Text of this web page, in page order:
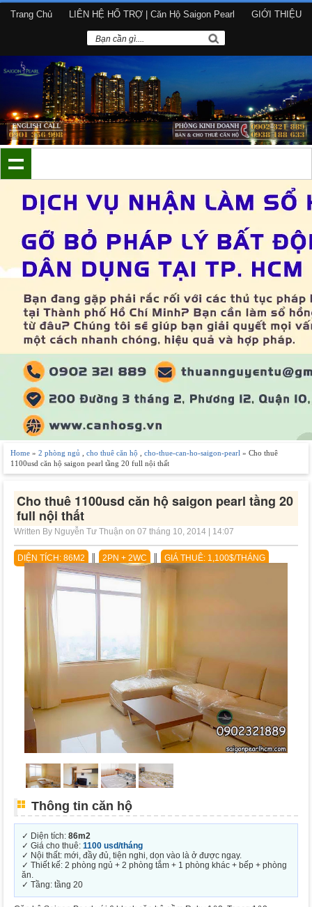
Trang Chủ LIÊN HỆ HỔ TRỢ | Căn Hộ Saigon Pearl GIỚI THIỆU
Home » 2 phòng ngủ cho thuê căn hộ cho-thue-can-ho-saigon-pearl » Cho thuê
1100usd căn hộ saigon pearl tầng 20 full nội thất
Cho thuê 1100usd căn hộ saigon pearl tầng 20
full nội thất
Written By Nguyễn Tư Thuận on 07 tháng 10, 2014 | 14:07
DIỆN TÍCH: 86M2 2PN + 2WC GIÁ THUÊ: 1,100$/THÁNG
Thông tin căn hộ
✓ Diện tích: 86m2
✓ Giá cho thuê: 1100 usd/tháng
✓ Nội thất: mới, đầy đủ, tiện nghi, dọn vào là ở được ngay.
✓ Thiết kế: 2 phòng ngủ + 2 phòng tắm + 1 phòng khác + bếp + phòng
ăn.
✓ Tầng: tầng 20